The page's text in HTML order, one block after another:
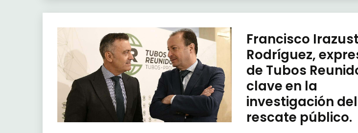
Francisco
Rodríguez,
de Tubos
clave en la
investigación del
rescate público.